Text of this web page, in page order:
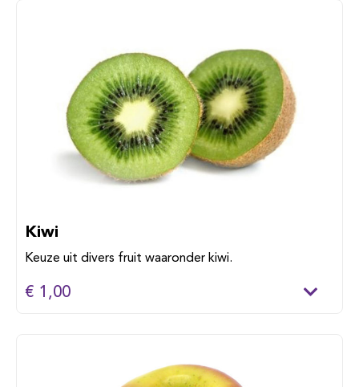
Kiwi
Keuze uit divers fruit waaronder kiwi.
€ 1,00